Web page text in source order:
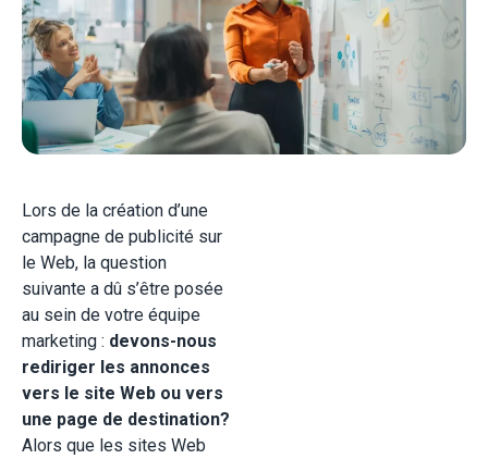
Lors de la création d’une
campagne de publicité sur
le Web, la question
suivante a dû s’être posée
au sein de votre équipe
marketing : devons-nous
rediriger les annonces
vers le site Web ou vers
une page de destination?
Alors que les sites Web